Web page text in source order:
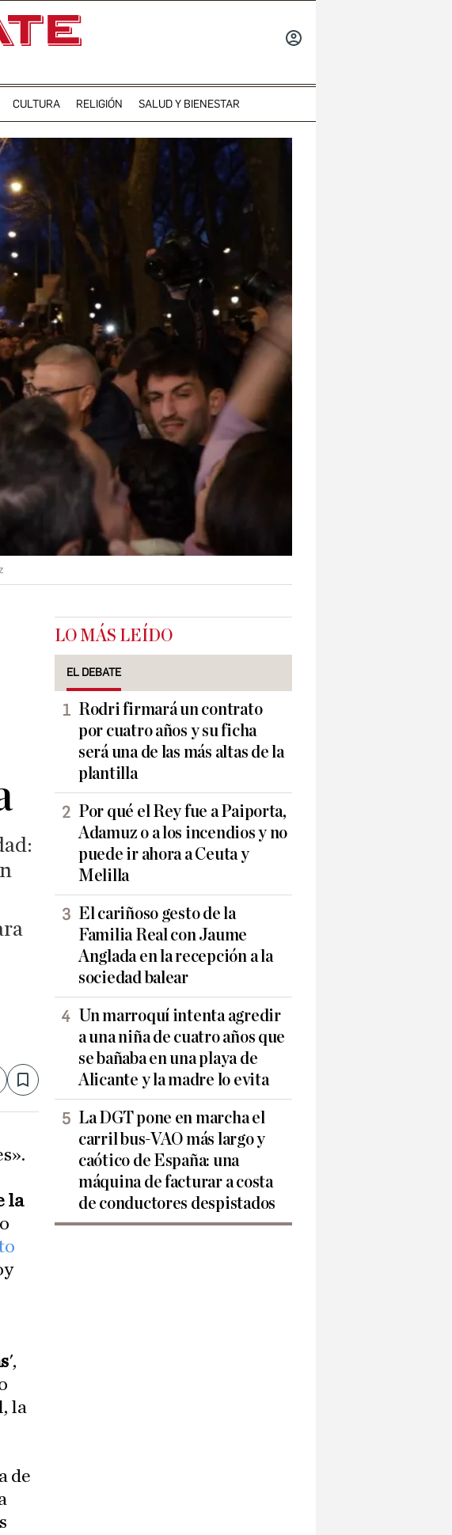
CULTURA RELIGIÓN SALUD Y BIENESTAR
Save
la
',
la
de
LO MÁS LEÍDO
EL DEBATE
Rodri firmará un contrato
por cuatro años y su ficha
será una de las más altas de la
plantilla
Por qué el Rey fue a Paiporta,
Adamuz o a los incendios y no
puede ir ahora a Ceuta y
Melilla
El cariñoso gesto de la
Familia Real con Jaume
Anglada en la recepción a la
sociedad balear
Un marroquí intenta agredir
a una niña de cuatro años que
se bañaba en una playa de
Alicante y la madre lo evita
La DGT pone en marcha el
carril bus-VAO más largo y
caótico de España: una
máquina de facturar a costa
de conductores despistados